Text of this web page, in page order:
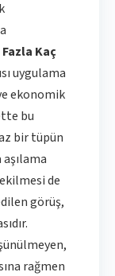
Kaç
uygulama
ekonomik
bu
bir tüpün
aşılama
de
görüş,
rağmen